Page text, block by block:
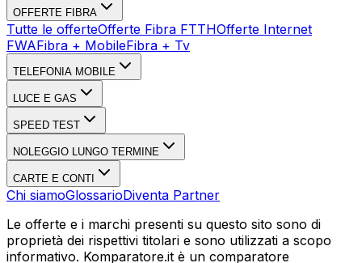
OFFERTE FIBRA
Tutte le offerteOfferte Fibra FTTHOfferte Internet
FWAFibra + MobileFibra + Tv
TELEFONIA MOBILE
LUCE E GAS
SPEED TEST
NOLEGGIO LUNGO TERMINE
CARTE E CONTI
Chi siamoGlossarioDiventa Partner
Le offerte e i marchi presenti su questo sito sono di
proprietà dei rispettivi titolari e sono utilizzati a scopo
informativo. Komparatore.it è un comparatore